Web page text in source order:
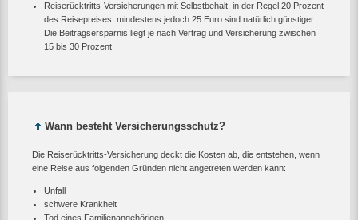
Reiserücktritts-Versicherungen mit Selbstbehalt, in der Regel 20 Prozent
des Reisepreises, mindestens jedoch 25 Euro sind natürlich günstiger.
Die Beitragsersparnis liegt je nach Vertrag und Versicherung zwischen
15 bis 30 Prozent.
Wann besteht Versicherungsschutz?
Die Reiserücktritts-Versicherung deckt die Kosten ab, die entstehen, wenn
eine Reise aus folgenden Gründen nicht angetreten werden kann:
Unfall
schwere Krankheit
Tod eines Familienangehörigen